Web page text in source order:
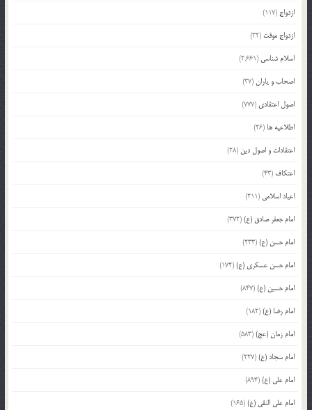
ازدواج (117)
ازدواج موقت (32)
اسلام شناسی (2,661)
اصحاب و یاران(37)
اصول اعتقادی (777)
اطلاعیه ها (26)
اعتقادات و اصول دین (28)
اعتکاف (43)
اعیاد اسلامی (211)
امام جعفر صادق (ع)(372)
امام حسن (ع)(233)
امام حسن عسکری (ع)(172)
امام حسین (ع)(847)
امام رضا (ع)(182)
امام زمان (عج)(583)
امام سجاد (ع)(227)
امام علی (ع)(894)
امام علی النقی (ع)(165)